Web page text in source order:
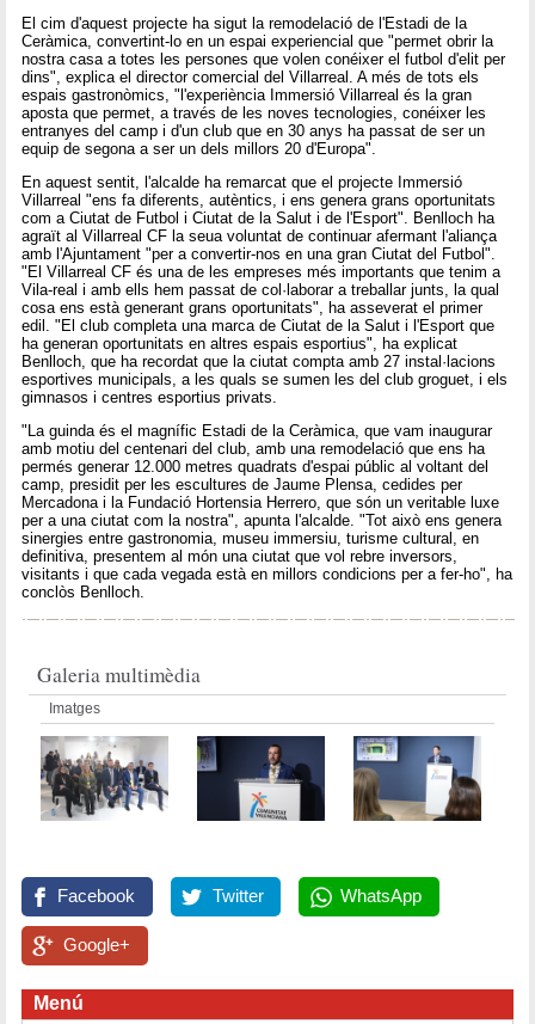
El cim d'aquest projecte ha sigut la remodelació de l'Estadi de la
Ceràmica, convertint-lo en un espai experiencial que "permet obrir la
nostra casa a totes les persones que volen conéixer el futbol d'elit per
dins", explica el director comercial del Villarreal. A més de tots els
espais gastronòmics, "l'experiència Immersió Villarreal és la gran
aposta que permet, a través de les noves tecnologies, conéixer les
entranyes del camp i d'un club que en 30 anys ha passat de ser un
equip de segona a ser un dels millors 20 d'Europa".
En aquest sentit, l'alcalde ha remarcat que el projecte Immersió
Villarreal "ens fa diferents, autèntics, i ens genera grans oportunitats
com a Ciutat de Futbol i Ciutat de la Salut i de l'Esport". Benlloch ha
agraït al Villarreal CF la seua voluntat de continuar afermant l'aliança
amb l'Ajuntament "per a convertir-nos en una gran Ciutat del Futbol".
"El Villarreal CF és una de les empreses més importants que tenim a
Vila-real i amb ells hem passat de col·laborar a treballar junts, la qual
cosa ens està generant grans oportunitats", ha asseverat el primer
edil. "El club completa una marca de Ciutat de la Salut i l'Esport que
ha generan oportunitats en altres espais esportius", ha explicat
Benlloch, que ha recordat que la ciutat compta amb 27 instal·lacions
esportives municipals, a les quals se sumen les del club groguet, i els
gimnasos i centres esportius privats.
"La guinda és el magnífic Estadi de la Ceràmica, que vam inaugurar
amb motiu del centenari del club, amb una remodelació que ens ha
permés generar 12.000 metres quadrats d'espai públic al voltant del
camp, presidit per les escultures de Jaume Plensa, cedides per
Mercadona i la Fundació Hortensia Herrero, que són un veritable luxe
per a una ciutat com la nostra", apunta l'alcalde. "Tot això ens genera
sinergies entre gastronomia, museu immersiu, turisme cultural, en
definitiva, presentem al món una ciutat que vol rebre inversors,
visitants i que cada vegada està en millors condicions per a fer-ho", ha
conclòs Benlloch.
Galeria multimèdia
Imatges
Facebook Twitter WhatsApp
Google+
Menú